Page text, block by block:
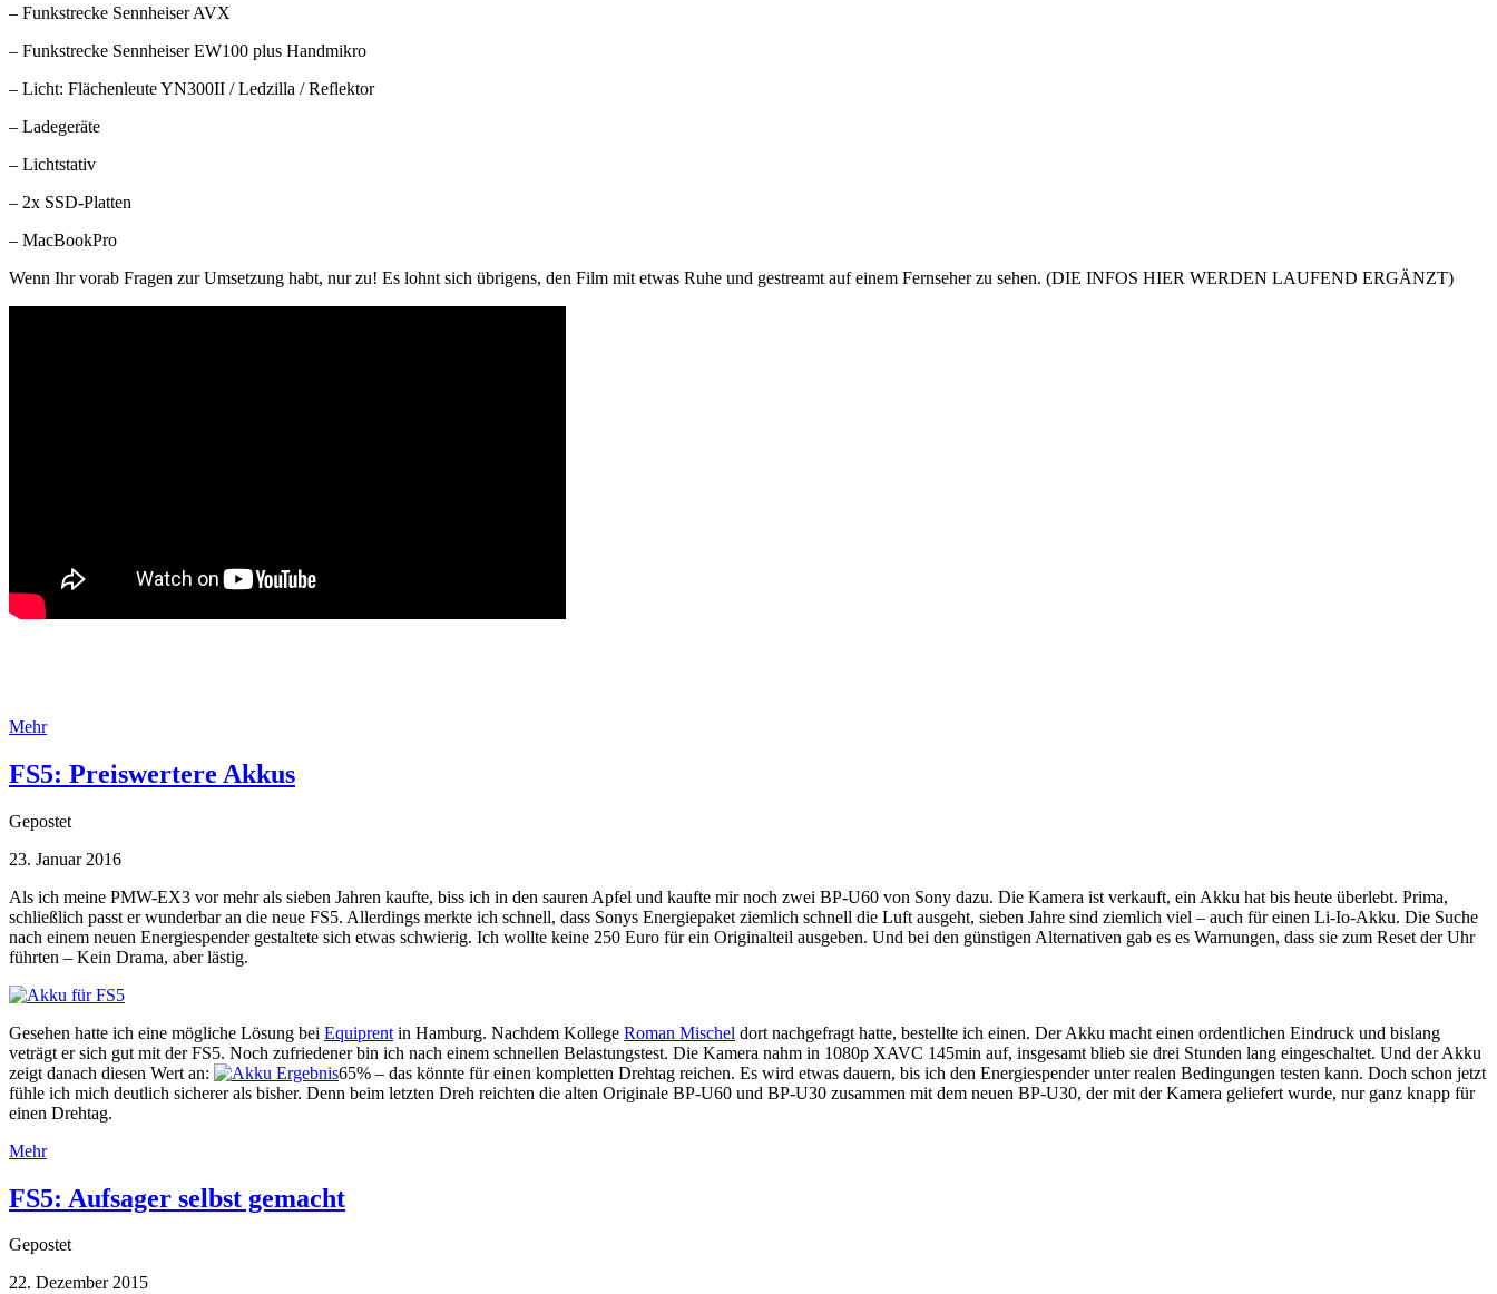
– Funkstrecke Sennheiser AVX
– Funkstrecke Sennheiser EW100 plus Handmikro
– Licht: Flächenleute YN300II / Ledzilla / Reflektor
– Ladegeräte
– Lichtstativ
– 2x SSD-Platten
– MacBookPro
Wenn Ihr vorab Fragen zur Umsetzung habt, nur zu! Es lohnt sich übrigens, den Film mit etwas Ruhe und gestreamt auf einem Fernseher zu sehen. (DIE INFOS HIER WERDEN LAUFEND ERGÄNZT)
Mehr
FS5: Preiswertere Akkus
Gepostet
23. Januar 2016
Als ich meine PMW-EX3 vor mehr als sieben Jahren kaufte, biss ich in den sauren Apfel und kaufte mir noch zwei BP-U60 von Sony dazu. Die Kamera ist verkauft, ein Akku hat bis heute überlebt. Prima,
schließlich passt er wunderbar an die neue FS5. Allerdings merkte ich schnell, dass Sonys Energiepaket ziemlich schnell die Luft ausgeht, sieben Jahre sind ziemlich viel – auch für einen Li-Io-Akku. Die Suche
nach einem neuen Energiespender gestaltete sich etwas schwierig. Ich wollte keine 250 Euro für ein Originalteil ausgeben. Und bei den günstigen Alternativen gab es es Warnungen, dass sie zum Reset der Uhr
führten – Kein Drama, aber lästig.
Gesehen hatte ich eine mögliche Lösung bei Equiprent in Hamburg. Nachdem Kollege Roman Mischel dort nachgefragt hatte, bestellte ich einen. Der Akku macht einen ordentlichen Eindruck und bislang
veträgt er sich gut mit der FS5. Noch zufriedener bin ich nach einem schnellen Belastungstest. Die Kamera nahm in 1080p XAVC 145min auf, insgesamt blieb sie drei Stunden lang eingeschaltet. Und der Akku
zeigt danach diesen Wert an:
65% – das könnte für einen kompletten Drehtag reichen. Es wird etwas dauern, bis ich den Energiespender unter realen Bedingungen testen kann. Doch schon jetzt
fühle ich mich deutlich sicherer als bisher. Denn beim letzten Dreh reichten die alten Originale BP-U60 und BP-U30 zusammen mit dem neuen BP-U30, der mit der Kamera geliefert wurde, nur ganz knapp für
einen Drehtag.
Mehr
FS5: Aufsager selbst gemacht
Gepostet
22. Dezember 2015